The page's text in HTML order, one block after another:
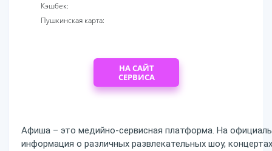
Кэшбек:
Пушкинская карта:
НА САЙТ
СЕРВИСА
Афиша – это медийно-сервисная платформа. На
информация о различных развлекательных шоу,